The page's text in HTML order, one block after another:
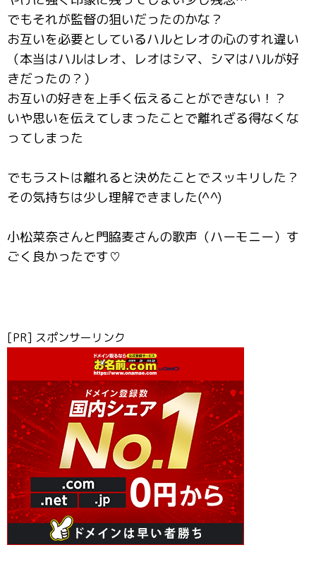
でもそれが監督の狙いだったのかな？
お互いを必要としているハルとレオの心のすれ違い
（本当はハルはレオ、レオはシマ、シマはハルが好
きだったの？）
お互いの好きを上手く伝えることができない！？
いや思いを伝えてしまったことで離れざる得なくな
ってしまった
でもラストは離れると決めたことでスッキリした？
その気持ちは少し理解できました(^^)
小松菜奈さんと門脇麦さんの歌声（ハーモニー）す
ごく良かったです♡
[PR] スポンサーリンク